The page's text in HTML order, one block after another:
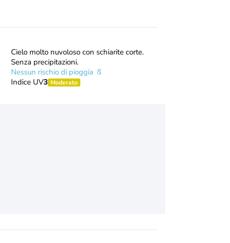
Cielo molto nuvoloso con schiarite corte.
Senza precipitazioni.
Nessun rischio di pioggia
Indice UV3 Moderato